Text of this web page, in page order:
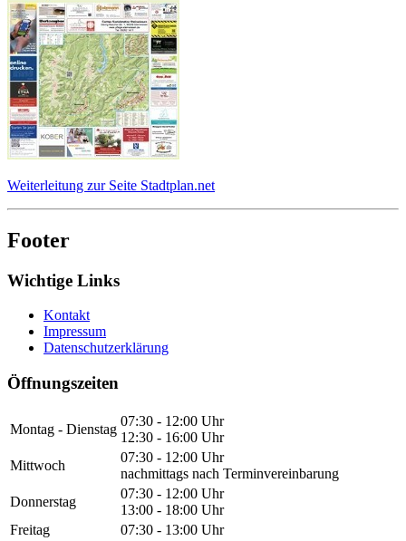
Weiterleitung zur Seite Stadtplan.net
Footer
Wichtige Links
Kontakt
Impressum
Datenschutzerklärung
Öffnungszeiten
Montag - Dienstag
07:30 - 12:00 Uhr
12:30 - 16:00 Uhr
Mittwoch
07:30 - 12:00 Uhr
nachmittags nach Terminvereinbarung
Donnerstag
07:30 - 12:00 Uhr
13:00 - 18:00 Uhr
Freitag
07:30 - 13:00 Uhr